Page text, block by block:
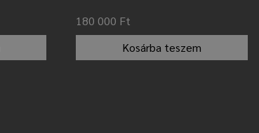
180 000 Ft
Kosárba teszem